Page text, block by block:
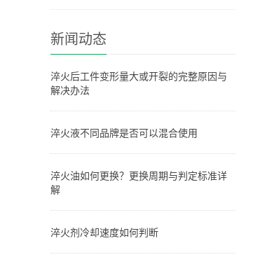
新闻动态
淬火后工件变形量大或开裂的完整原因与
解决办法
淬火液不同品牌是否可以混合使用
淬火油如何更换？更换周期与判定标准详
解
淬火剂冷却速度如何判断